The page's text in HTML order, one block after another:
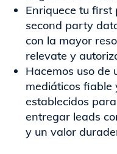
Enriquece tu
second party
con la mayor
relevate y
Hacemos uso de
mediáticos fiable
establecidos
entregar leads
y un valor